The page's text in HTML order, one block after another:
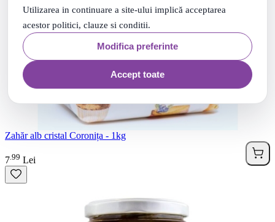
Utilizarea in continuare a site-ului implică acceptarea
acestor politici, clauze si conditii.
Modifica preferinte
Accept toate
Zahăr alb cristal Coronița - 1kg
7 99 Lei